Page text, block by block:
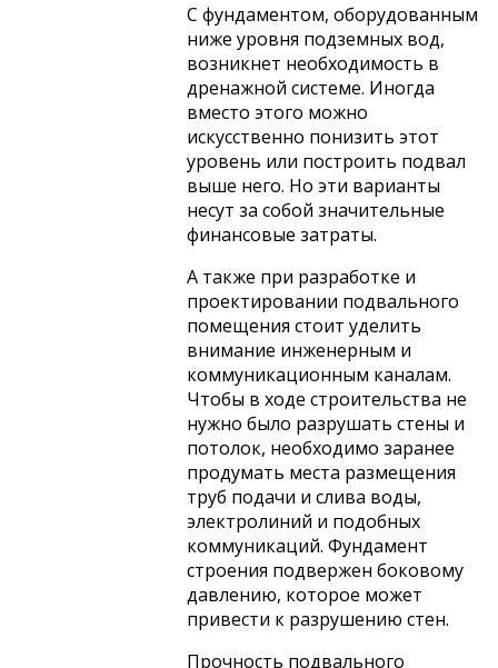
С фундаментом, оборудованным
ниже уровня подземных вод,
возникнет необходимость в
дренажной системе. Иногда
вместо этого можно
искусственно понизить этот
уровень или построить подвал
выше него. Но эти варианты
несут за собой значительные
финансовые затраты.
А также при разработке и
проектировании подвального
помещения стоит уделить
внимание инженерным и
коммуникационным каналам.
Чтобы в ходе строительства не
нужно было разрушать стены и
потолок, необходимо заранее
продумать места размещения
труб подачи и слива воды,
электролиний и подобных
коммуникаций. Фундамент
строения подвержен боковому
давлению, которое может
привести к разрушению стен.
Прочность подвального